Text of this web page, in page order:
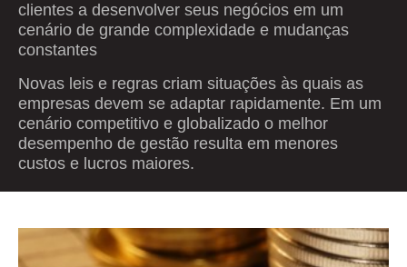
clientes a desenvolver seus negócios em um
cenário de grande complexidade e mudanças
constantes
Novas leis e regras criam situações às quais as
empresas devem se adaptar rapidamente. Em um
cenário competitivo e globalizado o melhor
desempenho de gestão resulta em menores
custos e lucros maiores.